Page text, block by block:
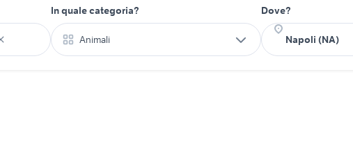
In quale categoria?
Animali
Dove?